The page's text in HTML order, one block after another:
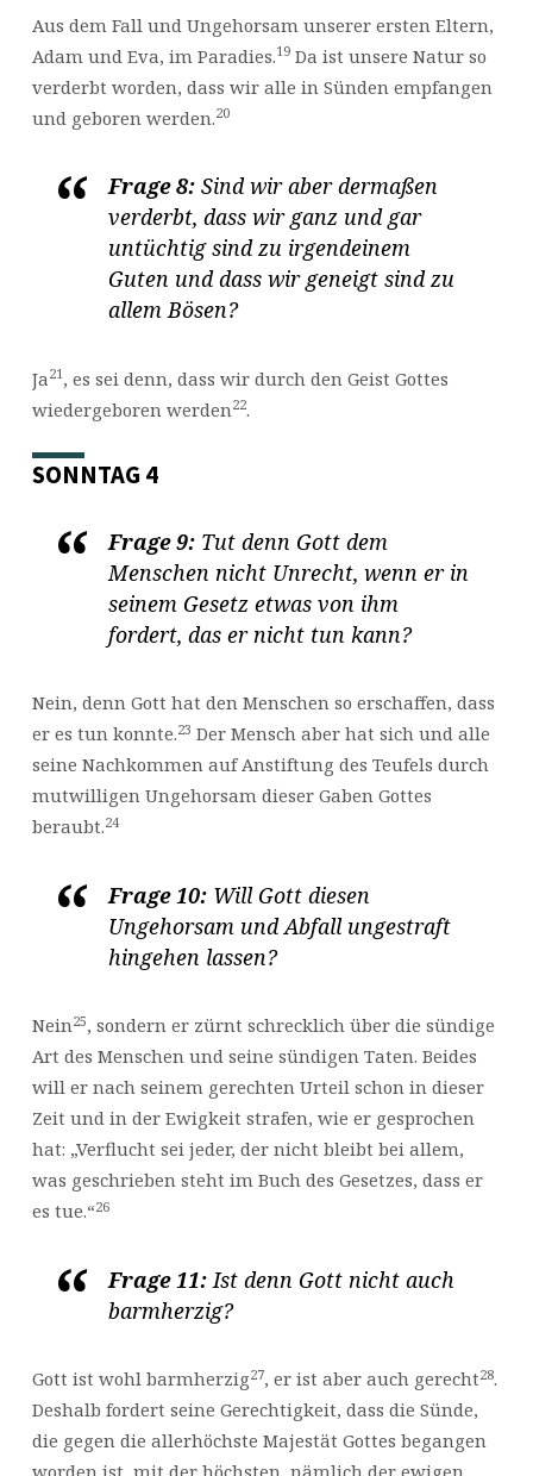
Aus dem Fall und Ungehorsam unserer ersten Eltern,
Adam und Eva, im Paradies.19Da ist unsere Natur so
verderbt worden, dass wir alle in Sünden empfangen
und geboren werden.20
Frage 8:Sind wir aber dermaßen
verderbt, dass wir ganz und gar
untüchtig sind zu irgendeinem
Guten und dass wir geneigt sind zu
allem Bösen?
Ja21, es sei denn, dass wir durch den Geist Gottes
wiedergeboren werden22.
SONNTAG 4
Frage 9:Tut denn Gott dem
Menschen nicht Unrecht, wenn er in
seinem Gesetz etwas von ihm
fordert, das er nicht tun kann?
Nein, denn Gott hat den Menschen so erschaffen, dass
er es tun konnte.23 Der Mensch aber hat sich und alle
seine Nachkommen auf Anstiftung des Teufels durch
mutwilligen Ungehorsam dieser Gaben Gottes
beraubt.24
Frage 10:Will Gott diesen
Ungehorsam und Abfall ungestraft
hingehen lassen?
Nein25, sondern er zürnt schrecklich über die sündige
Art des Menschen und seine sündigen Taten. Beides
will er nach seinem gerechten Urteil schon in dieser
Zeit und in der Ewigkeit strafen, wie er gesprochen
hat: „Verflucht sei jeder, der nicht bleibt bei allem,
was geschrieben steht im Buch des Gesetzes, dass er
es tue.“26
Frage 11:Ist denn Gott nicht auch
barmherzig?
Gott ist wohl barmherzig27, er ist aber auch gerecht28.
Deshalb fordert seine Gerechtigkeit, dass die Sünde,
die gegen die allerhöchste Majestät Gottes begangen